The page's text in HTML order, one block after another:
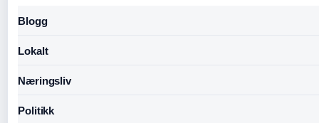
Blogg
Lokalt
Næringsliv
Politikk